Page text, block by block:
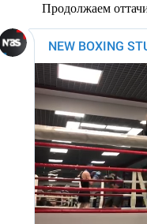
Продолжаем